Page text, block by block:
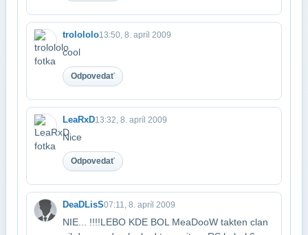
trolololo13:50, 8. apríl 2009
cool
Odpovedať
LeaRxD13:32, 8. apríl 2009
Nice
Odpovedať
DeaDLisS07:11, 8. apríl 2009
NIE... !!!!LEBO KDE BOL MeaDooW takten clan